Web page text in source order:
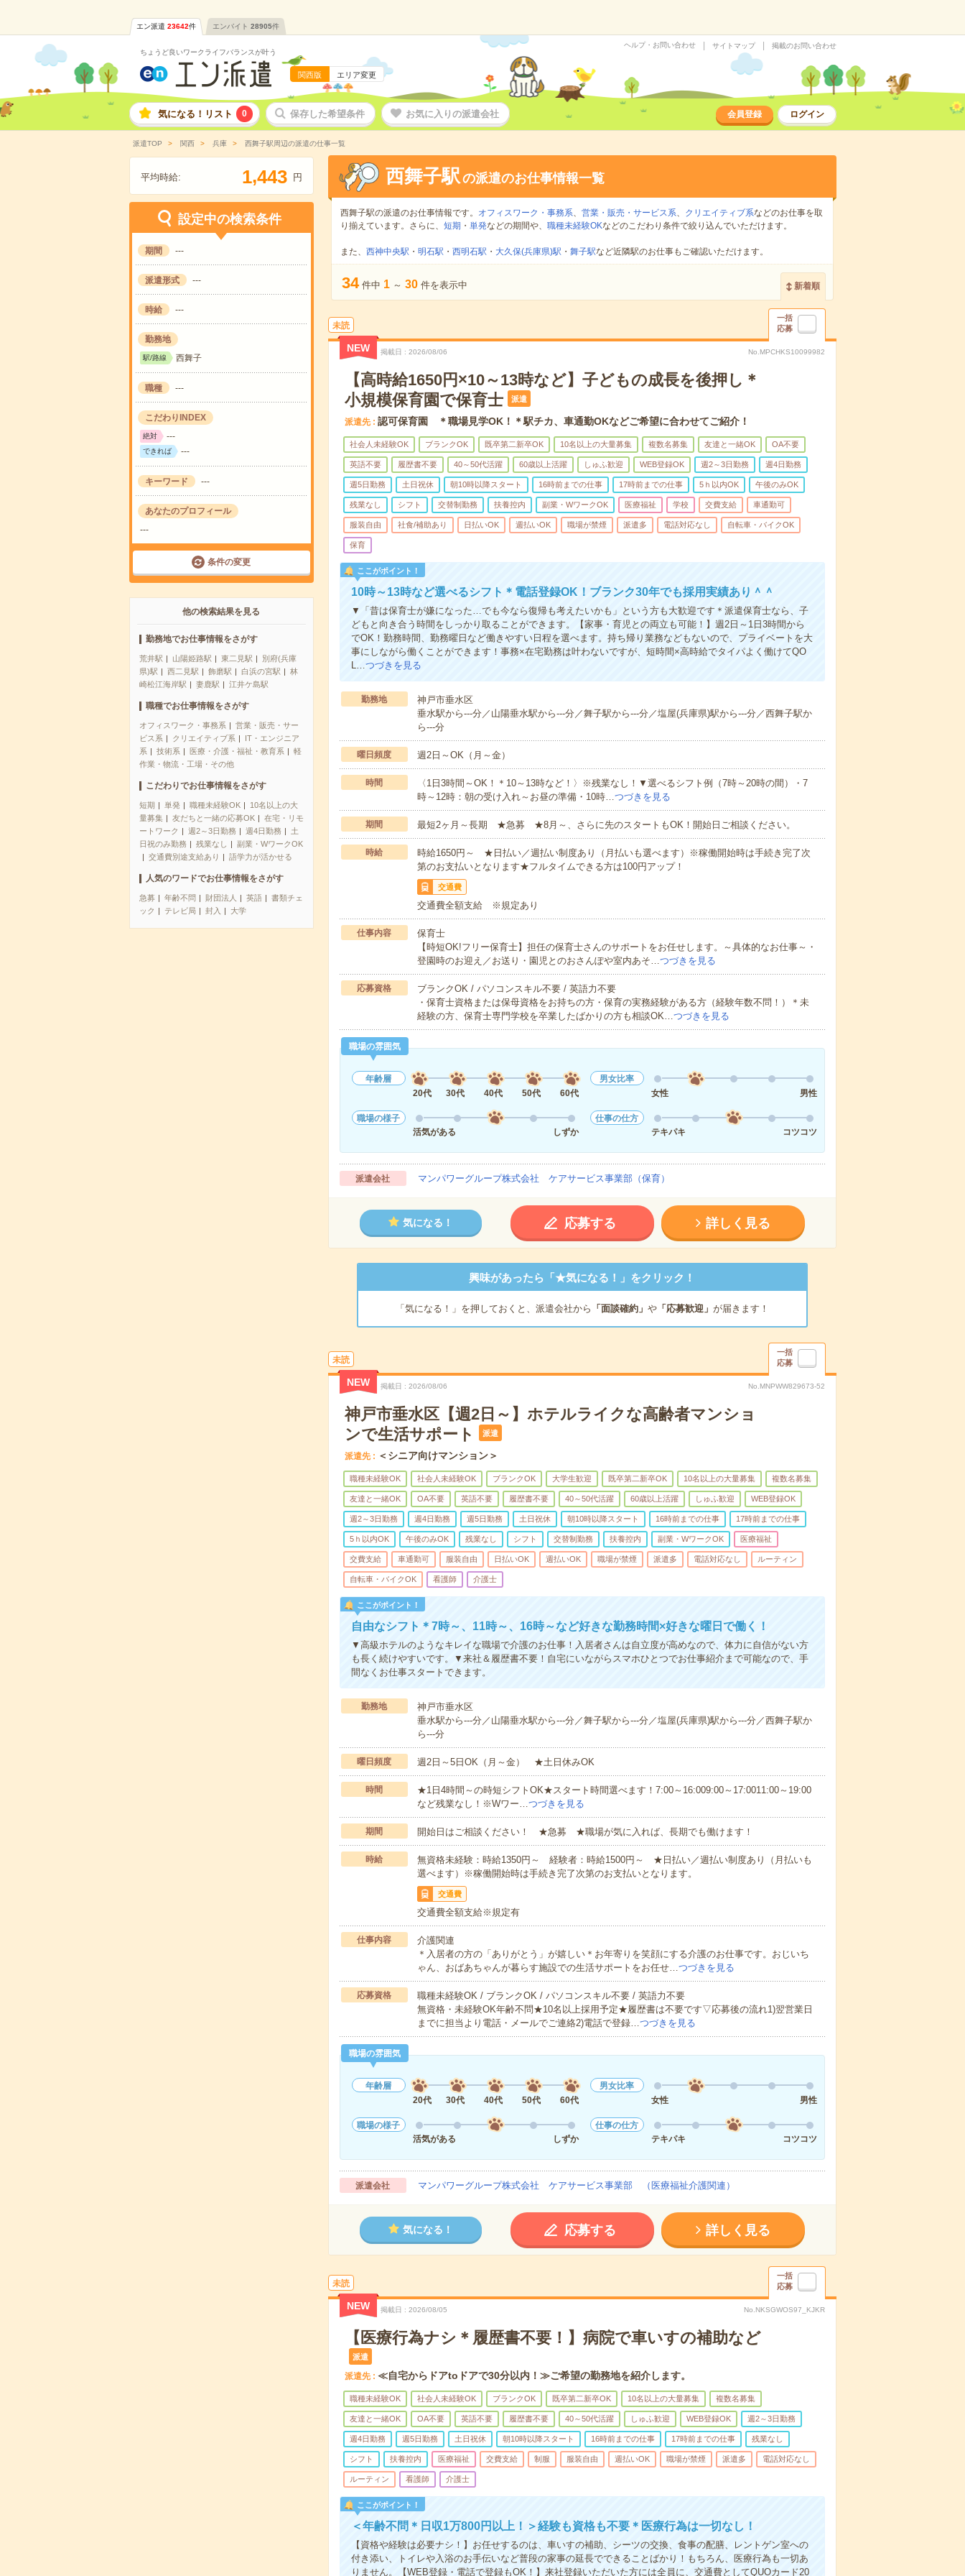
エン派遣 23642件 エンバイト 28905件
ちょうど良いワークライフバランスが叶う
関西版 エリア変更
ヘルプ・お問い合わせ サイトマップ 掲載のお問い合わせ
気になる！リスト 0 保存した希望条件 お気に入りの派遣会社 会員登録 ログイン
派遣TOP 関西 兵庫 西舞子駅周辺の派遣の仕事一覧
平均時給: 1,443 円
設定中の検索条件
期間 ---
派遣形式 ---
時給 ---
勤務地
駅/路線 西舞子
職種 ---
こだわりINDEX
絶対 ---
できれば ---
キーワード ---
あなたのプロフィール
---
条件の変更
他の検索結果を見る
勤務地でお仕事情報をさがす
荒井駅 山陽姫路駅 東二見駅
別府(兵庫
県)駅
西二見駅 飾磨駅 白浜の宮駅
林
崎松江海岸駅
妻鹿駅 江井ケ島駅
職種でお仕事情報をさがす
オフィスワーク・事務系
営業・販売・サー
ビス系
クリエイティブ系
IT・エンジニア
系
技術系 医療・介護・福祉・教育系
軽
作業・物流・工場・その他
こだわりでお仕事情報をさがす
短期 単発 職種未経験OK
10名以上の大
量募集
友だちと一緒の応募OK
在宅・リモ
ートワーク
週2～3日勤務 週4日勤務
土
日祝のみ勤務
残業なし
副業・WワークOK
交通費別途支給あり
語学力が活かせる
人気のワードでお仕事情報をさがす
急募 年齢不問 財団法人 英語
書類チェ
ック
テレビ局 封入 大学
西舞子駅の派遣のお仕事情報一覧
西舞子駅の派遣のお仕事情報です。 オフィスワーク・事務系、 営業・販売・サービス系、 クリエイティブ系などのお仕事を取
り揃えています。さらに、 短期 ・ 単発などの期間や、 職種未経験OKなどのこだわり条件で絞り込んでいただけます。
また、 西神中央駅 ・ 明石駅 ・ 西明石駅 ・ 大久保(兵庫県)駅 ・ 舞子駅など近隣駅のお仕事もご確認いただけます。
34 件中 1 ～ 30 件を表示中 新着順
未読
一括
応募
NEW 掲載日 2026/08/06 No.MPCHKS10099982
【高時給1650円×10～13時など】子どもの成長を後押し＊
小規模保育園で保育士
派遣
派遣先 認可保育園 ＊職場見学OK！＊駅チカ、車通勤OKなどご希望に合わせてご紹介！
社会人未経験OK ブランクOK 既卒第二新卒OK 10名以上の大量募集 複数名募集 友達と一緒OK OA不要
英語不要 履歴書不要 40～50代活躍 60歳以上活躍 しゅふ歓迎 WEB登録OK 週2～3日勤務 週4日勤務
週5日勤務 土日祝休 朝10時以降スタート 16時前までの仕事 17時前までの仕事 5ｈ以内OK 午後のみOK
残業なし シフト 交替制勤務 扶養控内 副業・WワークOK 医療福祉 学校 交費支給 車通勤可
服装自由 社食/補助あり 日払いOK 週払いOK 職場が禁煙 派遣多 電話対応なし 自転車・バイクOK
保育
ここがポイント！
10時～13時など選べるシフト＊電話登録OK！ブランク30年でも採用実績あり＾＾
▼「昔は保育士が嫌になった…でも今なら復帰も考えたいかも」という方も大歓迎です＊派遣保育士なら、子
どもと向き合う時間をしっかり取ることができます。【家事・育児との両立も可能！】週2日～1日3時間から
でOK！勤務時間、勤務曜日など働きやすい日程を選べます。持ち帰り業務などもないので、プライベートを大
事にしながら働くことができます！事務×在宅勤務は叶わないですが、短時間×高時給でタイパよく働けてQO
L…つづきを見る
勤務地
神戸市垂水区
垂水駅から---分／山陽垂水駅から---分／舞子駅から---分／塩屋(兵庫県)駅から---分／西舞子駅か
ら---分
曜日頻度 週2日～OK（月～金）
時間
〈1日3時間～OK！＊10～13時など！〉※残業なし！▼選べるシフト例（7時～20時の間）・7
時～12時：朝の受け入れ～お昼の準備・10時…つづきを見る
期間 最短2ヶ月～長期 ★急募 ★8月～、さらに先のスタートもOK！開始日ご相談ください。
時給
時給1650円～ ★日払い／週払い制度あり（月払いも選べます）※稼働開始時は手続き完了次
第のお支払いとなります★フルタイムできる方は100円アップ！
交通費
交通費全額支給 ※規定あり
仕事内容
保育士
【時短OK!フリー保育士】担任の保育士さんのサポートをお任せします。～具体的なお仕事～・
登園時のお迎え／お送り・園児とのおさんぽや室内あそ…つづきを見る
応募資格
ブランクOK / パソコンスキル不要 / 英語力不要
・保育士資格または保母資格をお持ちの方・保育の実務経験がある方（経験年数不問！）＊未
経験の方、保育士専門学校を卒業したばかりの方も相談OK…つづきを見る
職場の雰囲気
年齢層
20代
30代 40代 50代 60代
男女比率
女性
男性
職場の様子
活気がある
しずか
仕事の仕方
テキパキ
コツコツ
派遣会社 マンパワーグループ株式会社 ケアサービス事業部（保育）
気になる！ 応募する 詳しく見る
興味があったら「★気になる！」をクリック！
「気になる！」を押しておくと、派遣会社から 「面談確約」 や「応募歓迎」 が届きます！
未読
一括
応募
NEW 掲載日 2026/08/06 No.MNPWW829673-52
神戸市垂水区【週2日～】ホテルライクな高齢者マンショ
ンで生活サポート
派遣
派遣先 ＜シニア向けマンション＞
職種未経験OK 社会人未経験OK ブランクOK 大学生歓迎 既卒第二新卒OK 10名以上の大量募集 複数名募集
友達と一緒OK OA不要 英語不要 履歴書不要 40～50代活躍 60歳以上活躍 しゅふ歓迎 WEB登録OK
週2～3日勤務 週4日勤務 週5日勤務 土日祝休 朝10時以降スタート 16時前までの仕事 17時前までの仕事
5ｈ以内OK 午後のみOK 残業なし シフト 交替制勤務 扶養控内 副業・WワークOK 医療福祉
交費支給 車通勤可 服装自由 日払いOK 週払いOK 職場が禁煙 派遣多 電話対応なし ルーティン
自転車・バイクOK 看護師 介護士
ここがポイント！
自由なシフト＊7時～、11時～、16時～など好きな勤務時間×好きな曜日で働く！
▼高級ホテルのようなキレイな職場で介護のお仕事！入居者さんは自立度が高めなので、体力に自信がない方
も長く続けやすいです。▼来社＆履歴書不要！自宅にいながらスマホひとつでお仕事紹介まで可能なので、手
間なくお仕事スタートできます。
勤務地
神戸市垂水区
垂水駅から---分／山陽垂水駅から---分／舞子駅から---分／塩屋(兵庫県)駅から---分／西舞子駅か
ら---分
曜日頻度 週2日～5日OK（月～金） ★土日休みOK
時間
★1日4時間～の時短シフトOK★スタート時間選べます！7:00～16:009:00～17:0011:00～19:00
など残業なし！※Wワー…つづきを見る
期間 開始日はご相談ください！ ★急募 ★職場が気に入れば、長期でも働けます！
時給
無資格未経験：時給1350円～ 経験者：時給1500円～ ★日払い／週払い制度あり（月払いも
選べます）※稼働開始時は手続き完了次第のお支払いとなります。
交通費
交通費全額支給※規定有
仕事内容
介護関連
＊入居者の方の「ありがとう」が嬉しい＊お年寄りを笑顔にする介護のお仕事です。おじいち
ゃん、おばあちゃんが暮らす施設での生活サポートをお任せ…つづきを見る
応募資格
職種未経験OK / ブランクOK / パソコンスキル不要 / 英語力不要
無資格・未経験OK年齢不問★10名以上採用予定★履歴書は不要です▽応募後の流れ1)翌営業日
までに担当より電話・メールでご連絡2)電話で登録…つづきを見る
職場の雰囲気
年齢層
20代
30代 40代 50代 60代
男女比率
女性
男性
職場の様子
活気がある
しずか
仕事の仕方
テキパキ
コツコツ
派遣会社 マンパワーグループ株式会社 ケアサービス事業部 （医療福祉介護関連）
気になる！ 応募する 詳しく見る
未読
一括
応募
NEW 掲載日 2026/08/05 No.NKSGWOS97_KJKR
【医療行為ナシ＊履歴書不要！】病院で車いすの補助など
派遣
派遣先 ≪自宅からドアtoドアで30分以内！≫ご希望の勤務地を紹介します。
職種未経験OK 社会人未経験OK ブランクOK 既卒第二新卒OK 10名以上の大量募集 複数名募集
友達と一緒OK OA不要 英語不要 履歴書不要 40～50代活躍 しゅふ歓迎 WEB登録OK 週2～3日勤務
週4日勤務 週5日勤務 土日祝休 朝10時以降スタート 16時前までの仕事 17時前までの仕事 残業なし
シフト 扶養控内 医療福祉 交費支給 制服 服装自由 週払いOK 職場が禁煙 派遣多 電話対応なし
ルーティン 看護師 介護士
ここがポイント！
＜年齢不問＊日収1万800円以上！＞経験も資格も不要＊医療行為は一切なし！
【資格や経験は必要ナシ！】お任せするのは、車いすの補助、シーツの交換、食事の配膳、レントゲン室への
付き添い、トイレや入浴のお手伝いなど普段の家事の延長でできることばかり！もちろん、医療行為も一切あ
りません。【WEB登録・電話で登録もOK！】来社登録いただいた方には全員に、交通費としてQUOカード20